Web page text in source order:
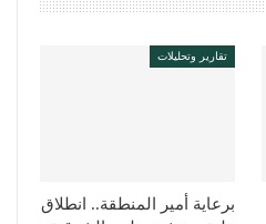
تقارير وتحليلات
برعاية أمير المنطقة.. انطلاق